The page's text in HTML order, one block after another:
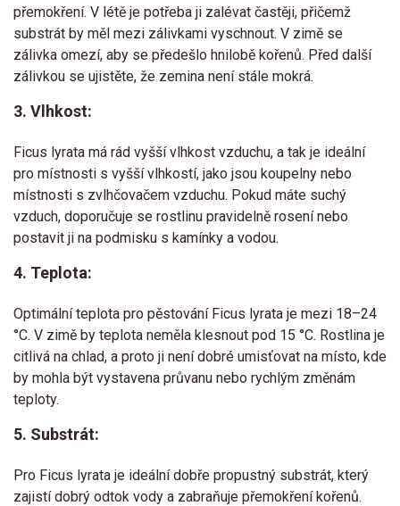
přemokření. V létě je potřeba ji zalévat častěji, přičemž
substrát by měl mezi zálivkami vyschnout. V zimě se
zálivka omezí, aby se předešlo hnilobě kořenů. Před další
zálivkou se ujistěte, že zemina není stále mokrá.
3. Vlhkost:
Ficus lyrata má rád vyšší vlhkost vzduchu, a tak je ideální
pro místnosti s vyšší vlhkostí, jako jsou koupelny nebo
místnosti s zvlhčovačem vzduchu. Pokud máte suchý
vzduch, doporučuje se rostlinu pravidelně rosení nebo
postavit ji na podmisku s kamínky a vodou.
4. Teplota:
Optimální teplota pro pěstování Ficus lyrata je mezi 18–24
°C. V zimě by teplota neměla klesnout pod 15 °C. Rostlina je
citlivá na chlad, a proto ji není dobré umisťovat na místo, kde
by mohla být vystavena průvanu nebo rychlým změnám
teploty.
5. Substrát:
Pro Ficus lyrata je ideální dobře propustný substrát, který
zajistí dobrý odtok vody a zabraňuje přemokření kořenů.